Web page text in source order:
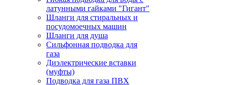
латунными гайками "Гигант"
Шланги для стиральных и
посудомоечных машин
Шланги для душа
Сильфонная подводка для
газа
Диэлектрические вставки
(муфты)
Подводка для газа ПВХ